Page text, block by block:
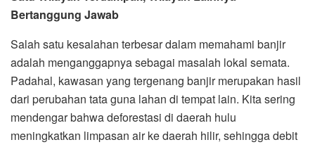
Bertanggung Jawab
Salah satu kesalahan terbesar dalam memahami banjir
adalah menganggapnya sebagai masalah lokal semata.
Padahal, kawasan yang tergenang banjir merupakan hasil
dari perubahan tata guna lahan di tempat lain. Kita sering
mendengar bahwa deforestasi di daerah hulu
meningkatkan limpasan air ke daerah hilir, sehingga debit